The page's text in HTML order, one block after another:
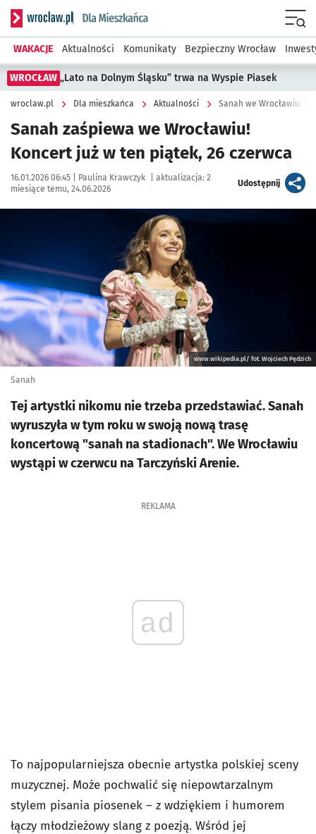
Serwis informacyjny wroclaw.pl podserwis: Dla mieszkańca
WAKACJE Aktualności Komunikaty Bezpieczny Wrocław
WROCŁAW „Lato na Dolnym Śląsku” trwa na Wyspie Piasek
wroclaw.pl Dla mieszkańca Aktualności Sanah we Wrocławiu.
Sanah zaśpiewa we Wrocławiu!
Koncert już w ten piątek, 26 czerwca
Data publikacji:
16.01.2026 06:45 | Autor:
Paulina Krawczyk aktualizacja: 2
miesiące temu, 24.06.2026
Udostępnijartykuł
www.wikipedia.pl/ fot. Wojciech Pędzich
Sanah
Tej artystki nikomu nie trzeba przedstawiać. Sanah
wyruszyła w tym roku w swoją nową trasę
koncertową "sanah na stadionach". We Wrocławiu
wystąpi w czerwcu na Tarczyński Arenie.
REKLAMA
ad
To najpopularniejsza obecnie artystka polskiej sceny
muzycznej. Może pochwalić się niepowtarzalnym
stylem pisania piosenek – z wdziękiem i humorem
łączy młodzieżowy slang z poezją. Wśród jej